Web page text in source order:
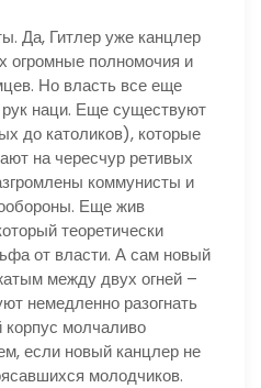
Да, Гитлер уже канцлер
огромные полномочия и
Но власть все еще
наци. Еще существуют
до католиков), которые
на чересчур ретивых
коммунисты и
Еще жив
теоретически
от власти. А сам новый
между двух огней –
немедленно разогнать
корпус молчаливо
если новый канцлер не
молодчиков.